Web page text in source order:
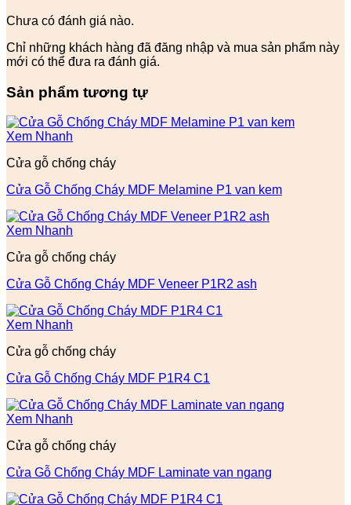
Chưa có đánh giá nào.
Chỉ những khách hàng đã đăng nhập và mua sản phẩm này
mới có thể đưa ra đánh giá.
Sản phẩm tương tự
Xem Nhanh
Cửa gỗ chống cháy
Cửa Gỗ Chống Cháy MDF Melamine P1 van kem
Xem Nhanh
Cửa gỗ chống cháy
Cửa Gỗ Chống Cháy MDF Veneer P1R2 ash
Xem Nhanh
Cửa gỗ chống cháy
Cửa Gỗ Chống Cháy MDF P1R4 C1
Xem Nhanh
Cửa gỗ chống cháy
Cửa Gỗ Chống Cháy MDF Laminate van ngang